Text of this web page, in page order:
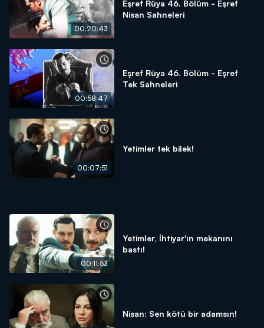
00:20:43
Eşref Rüya 46. Bölüm - Eşref
Nisan Sahneleri
00:58:47
Eşref Rüya 46. Bölüm - Eşref
Tek Sahneleri
00:07:51
Yetimler tek bilek!
00:11:53
Yetimler, İhtiyar'ın mekanını
bastı!
Nisan: Sen kötü bir adamsın!